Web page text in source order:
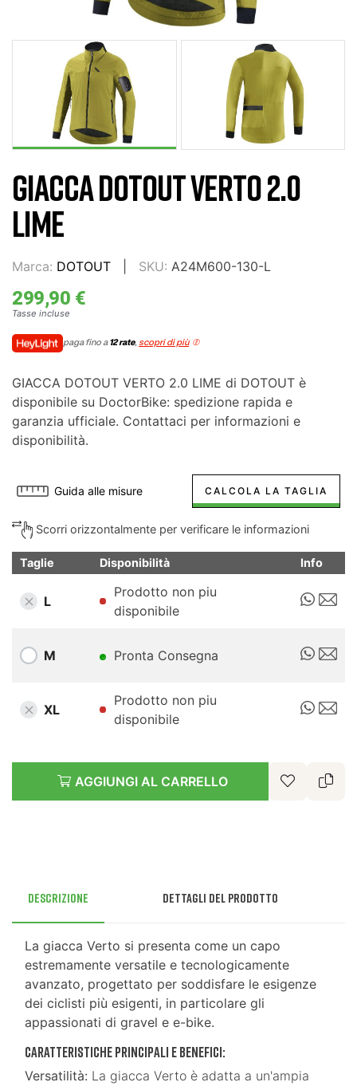
GIACCA DOTOUT VERTO 2.0
LIME
Marca: DOTOUT SKU: A24M600-130-L
299,90 €
Tasse incluse
paga fino a12 rate, scopri di più
GIACCA DOTOUT VERTO 2.0 LIME di DOTOUT è
disponibile su DoctorBike: spedizione rapida e
garanzia ufficiale. Contattaci per informazioni e
disponibilità.
Guida alle misure CALCOLA LA TAGLIA
Scorri orizzontalmente per verificare le informazioni
Taglie Disponibilità Info
L
Prodotto non piu
disponibile
M Pronta Consegna
XL
Prodotto non piu
disponibile
AGGIUNGI AL CARRELLO
Descrizione Dettagli del prodotto
La giacca Verto si presenta come un capo
estremamente versatile e tecnologicamente
avanzato, progettato per soddisfare le esigenze
dei ciclisti più esigenti, in particolare gli
appassionati di gravel e e-bike.
Caratteristiche principali e benefici:
Versatilità: La giacca Verto è adatta a un'ampia